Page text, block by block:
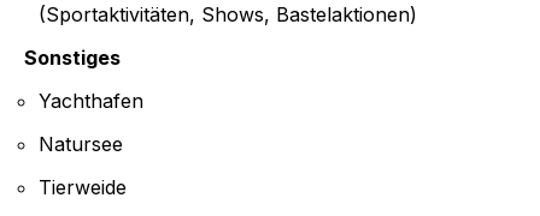
(Sportaktivitäten, Shows, Bastelaktionen)
Sonstiges
Yachthafen
Natursee
Tierweide